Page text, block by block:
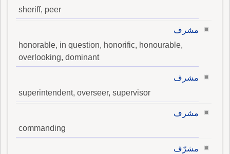
sheriff, peer
مشرف
honorable, in question, honorific, honourable,
overlooking, dominant
مشرف
superintendent, overseer, supervisor
مشرف
commanding
مشرّف